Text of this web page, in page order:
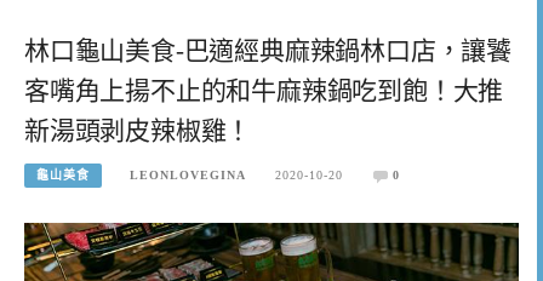
林口龜山美食-巴適經典麻辣鍋林口店，讓饕
客嘴角上揚不止的和牛麻辣鍋吃到飽！大推
新湯頭剥皮辣椒雞！
龜山美食 LEONLOVEGINA 2020-10-20 0